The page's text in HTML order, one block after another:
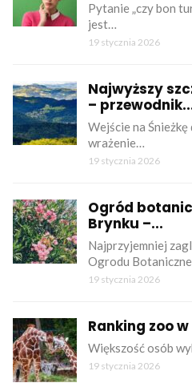
Pytanie „czy bon
jest…
19 stycznia 2026
Najwyższy
–
Wejście na Śnieżkę
wrażenie…
19 stycznia 2026
Ogród
Brynku –...
Najprzyjemniej
Ogrodu
19 stycznia 2026
Ranking zoo
Większość osób
19 stycznia 2026